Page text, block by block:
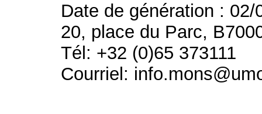
Date de génération : 02/
20, place du Parc,
Tél: +32 (0)65 373111
Courriel: